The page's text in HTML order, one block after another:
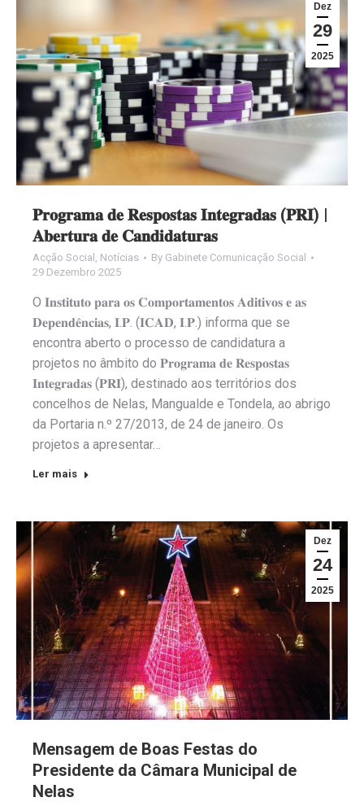
Dez
29
2025
𝐏𝐫𝐨𝐠𝐫𝐚𝐦𝐚 𝐝𝐞 𝐑𝐞𝐬𝐩𝐨𝐬𝐭𝐚𝐬 𝐈𝐧𝐭𝐞𝐠𝐫𝐚𝐝𝐚𝐬 (𝐏𝐑𝐈) |
𝐀𝐛𝐞𝐫𝐭𝐮𝐫𝐚 𝐝𝐞 𝐂𝐚𝐧𝐝𝐢𝐝𝐚𝐭𝐮𝐫𝐚𝐬
Acção Social , Notícias By Gabinete Comunicação Social
29 Dezembro 2025
O 𝐈𝐧𝐬𝐭𝐢𝐭𝐮𝐭𝐨 𝐩𝐚𝐫𝐚 𝐨𝐬 𝐂𝐨𝐦𝐩𝐨𝐫𝐭𝐚𝐦𝐞𝐧𝐭𝐨𝐬 𝐀𝐝𝐢𝐭𝐢𝐯𝐨𝐬 𝐞 𝐚𝐬
𝐃𝐞𝐩𝐞𝐧𝐝𝐞̂𝐧𝐜𝐢𝐚𝐬, 𝐈.𝐏. (𝐈𝐂𝐀𝐃, 𝐈.𝐏.) informa que se
encontra aberto o processo de candidatura a
projetos no âmbito do 𝐏𝐫𝐨𝐠𝐫𝐚𝐦𝐚 𝐝𝐞 𝐑𝐞𝐬𝐩𝐨𝐬𝐭𝐚𝐬
𝐈𝐧𝐭𝐞𝐠𝐫𝐚𝐝𝐚𝐬 (𝐏𝐑𝐈), destinado aos territórios dos
concelhos de Nelas, Mangualde e Tondela, ao abrigo
da Portaria n.º 27/2013, de 24 de janeiro. Os
projetos a apresentar…
Ler mais
Dez
24
2025
Mensagem de Boas Festas do
Presidente da Câmara Municipal de
Nelas